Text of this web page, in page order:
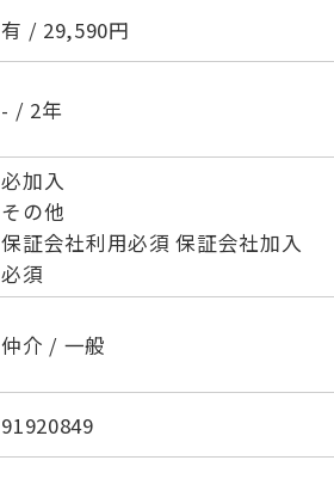
有 / 29,590円
- / 2年
必加入
その他
保証会社利用必須 保証会社加入
必須
仲介 / 一般
91920849